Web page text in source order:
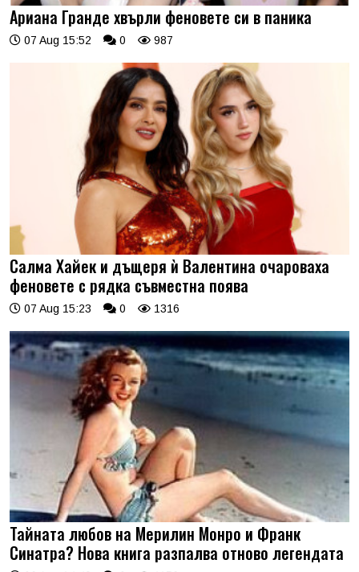
Ариана Гранде хвърли феновете си в паника
07 Aug 15:52 0 987
Салма Хайек и дъщеря ѝ Валентина очароваха
феновете с рядка съвместна поява
07 Aug 15:23 0 1316
Тайната любов на Мерилин Монро и Франк
Синатра? Нова книга разпалва отново легендата